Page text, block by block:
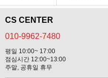
CS CENTER
010-9962-7480
평일 10:00~ 17:00
점심시간 12:00~13:00
주말, 공휴일 휴무